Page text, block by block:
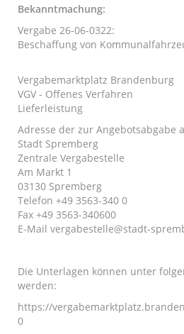
Bekanntmachung:
Vergabe 26-06-0322:
Beschaffung von
Vergabemarktplatz Brandenburg
VGV - Offenes Verfahren
Lieferleistung
Adresse der zur Angebotsabgabe
Stadt Spremberg
Zentrale Vergabestelle
Am Markt 1
03130 Spremberg
Telefon +49 3563-340 0
Fax +49 3563-340600
E-Mail vergabestelle@stadt-
Die Unterlagen können unter
werden:
https://
0